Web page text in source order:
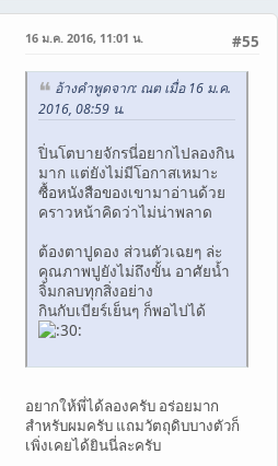
#55
16 ม.ค. 2016, 11:01 น.
อ้างคำพูดจาก: ณต เมื่อ 16 ม.ค.
2016, 08:59 น.
ปิ่นโตบายจักรนี่อยากไปลองกิน
มาก แต่ยังไม่มีโอกาสเหมาะ
ซื้อหนังสือของเขามาอ่านด้วย
คราวหน้าคิดว่าไม่น่าพลาด
ต้องตาปูดอง ส่วนตัวเฉยๆ ล่ะ
คุณภาพปูยังไม่ถึงขั้น อาศัยน้ำ
จิ้มกลบทุกสิ่งอย่าง
กินกับเบียร์เย็นๆ ก็พอไปได้
อยากให้พี่ได้ลองครับ อร่อยมาก
สำหรับผมครับ แถมวัตถุดิบบางตัวก็
เพิ่งเคยได้ยินนี่ละครับ